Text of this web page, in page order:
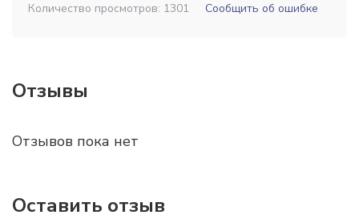
Количество просмотров: 1301
Сообщить об ошибке
Отзывы
Отзывов пока нет
Оставить отзыв